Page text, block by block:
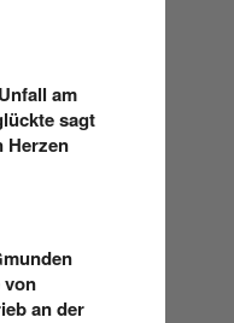
am
sagt
Herzen
von
an der